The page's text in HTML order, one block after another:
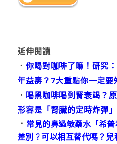
延伸閱讀
． 你喝對咖啡了嘛！研究
年益壽？7大重點你一定要
． 喝黑咖啡喝到腎衰竭？
形容是「腎臟的定時炸彈」
． 常見的鼻過敏藥水「希
差別？可以相互替代嗎？兒